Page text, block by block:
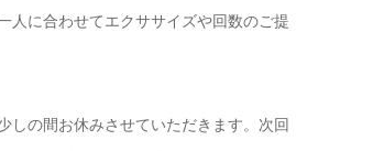
人に合わせてエクササイズや回数のご提
しの間お休みさせていただきます。次回